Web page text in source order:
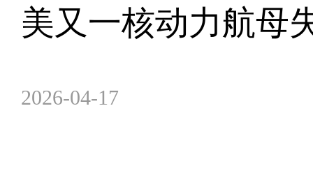
美又一核动力航母
2026-04-17